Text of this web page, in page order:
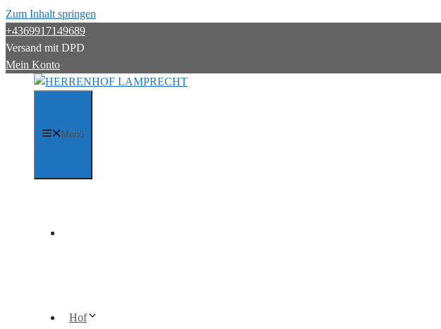
Zum Inhalt springen
+4369917149689
Versand mit DPD
Mein Konto
Menü
Hof